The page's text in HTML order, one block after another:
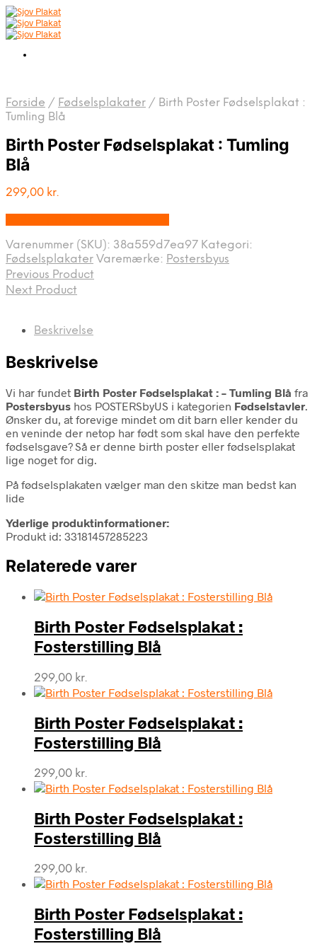
Forside / Fødselsplakater / Birth Poster Fødselsplakat :
Tumling Blå
Birth Poster Fødselsplakat : Tumling
Blå
299,00 kr.
Varenummer (SKU): 38a559d7ea97 Kategori:
Fødselsplakater Varemærke: Postersbyus
Previous Product
Next Product
Beskrivelse
Beskrivelse
Vi har fundet Birth Poster Fødselsplakat : – Tumling Blå fra
Postersbyus hos POSTERSbyUS i kategorien Fødselstavler.
Ønsker du, at forevige mindet om dit barn eller kender du
en veninde der netop har født som skal have den perfekte
fødselsgave? Så er denne birth poster eller fødselsplakat
lige noget for dig.
På fødselsplakaten vælger man den skitze man bedst kan
lide
Yderlige produktinformationer:
Produkt id: 33181457285223
Relaterede varer
Birth Poster Fødselsplakat :
Fosterstilling Blå
299,00 kr.
Birth Poster Fødselsplakat :
Fosterstilling Blå
299,00 kr.
Birth Poster Fødselsplakat :
Fosterstilling Blå
299,00 kr.
Birth Poster Fødselsplakat :
Fosterstilling Blå